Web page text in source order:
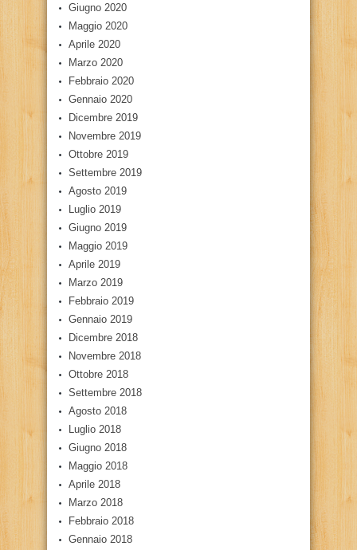
Giugno 2020
Maggio 2020
Aprile 2020
Marzo 2020
Febbraio 2020
Gennaio 2020
Dicembre 2019
Novembre 2019
Ottobre 2019
Settembre 2019
Agosto 2019
Luglio 2019
Giugno 2019
Maggio 2019
Aprile 2019
Marzo 2019
Febbraio 2019
Gennaio 2019
Dicembre 2018
Novembre 2018
Ottobre 2018
Settembre 2018
Agosto 2018
Luglio 2018
Giugno 2018
Maggio 2018
Aprile 2018
Marzo 2018
Febbraio 2018
Gennaio 2018